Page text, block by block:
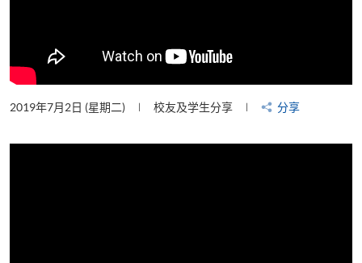
2019年7月2日 (星期二) 校友及学生分享 分享